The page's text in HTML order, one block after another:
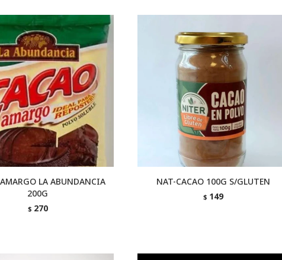
LA ABUNDANCIA
200G
$ 270
NAT-CACAO 100G S/GLUTEN
$ 149